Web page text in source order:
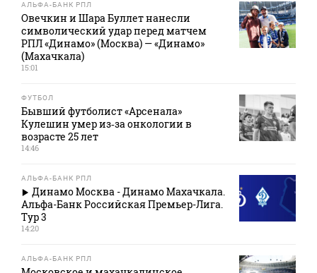
АЛЬФА-БАНК РПЛ
Овечкин и Шара Буллет нанесли
символический удар перед матчем
РПЛ «Динамо» (Москва) — «Динамо»
(Махачкала)
15:01
ФУТБОЛ
Бывший футболист «Арсенала»
Кулешин умер из‑за онкологии в
возрасте 25 лет
14:46
АЛЬФА-БАНК РПЛ
Динамо Москва - Динамо Махачкала.
Альфа-Банк Российская Премьер-Лига.
Тур 3
14:20
АЛЬФА-БАНК РПЛ